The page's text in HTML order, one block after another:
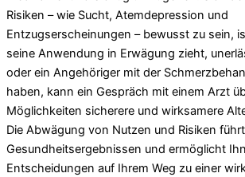
Risiken – wie Sucht, Atemdepression und
Entzugserscheinungen – bewusst zu sein,
seine Anwendung in Erwägung zieht,
oder ein Angehöriger mit der
haben, kann ein Gespräch mit einem Arzt
Möglichkeiten sicherere und wirksamere
Die Abwägung von Nutzen und Risiken
Gesundheitsergebnissen und ermöglicht
Entscheidungen auf Ihrem Weg zu einer